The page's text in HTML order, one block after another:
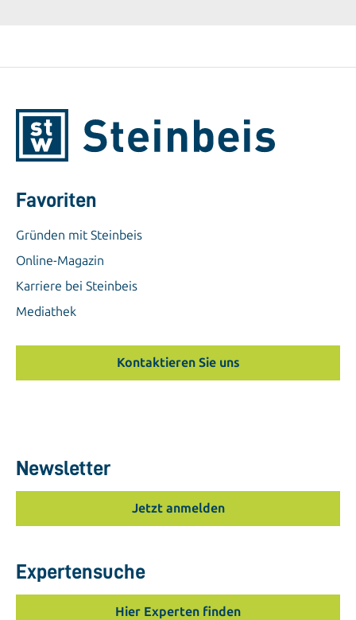
Favoriten
Gründen mit Steinbeis
Online-Magazin
Karriere bei Steinbeis
Mediathek
Kontaktieren Sie uns
Newsletter
Jetzt anmelden
Expertensuche
Hier Experten finden